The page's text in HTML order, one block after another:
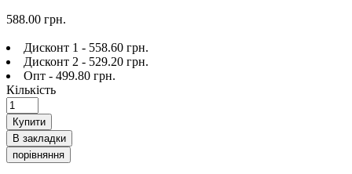
588.00 грн.
Дисконт 1 - 558.60 грн.
Дисконт 2 - 529.20 грн.
Опт - 499.80 грн.
Кількість
Купити
В закладки
порівняння